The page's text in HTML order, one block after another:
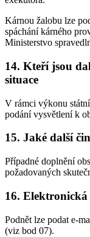
Kárnou žalobu lze
spáchání kárného
Ministerstvo
14. Kteří jsou
situace
V rámci výkonu
podání vysvětlení k
15. Jaké další
Případné doplnění
požadovaných
16.
Podnět lze podat e-
(viz bod 07).